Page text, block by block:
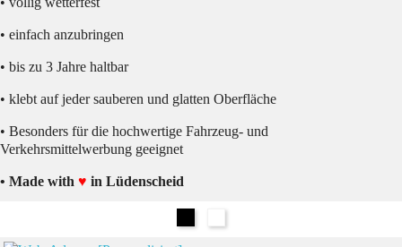
• einfach anzubringen
• bis zu 3 Jahre haltbar
• klebt auf jeder sauberen und glatten Oberfläche
• Besonders für die hochwertige Fahrzeug- und
Verkehrsmittelwerbung geeignet
• Made with ♥ in Lüdenscheid